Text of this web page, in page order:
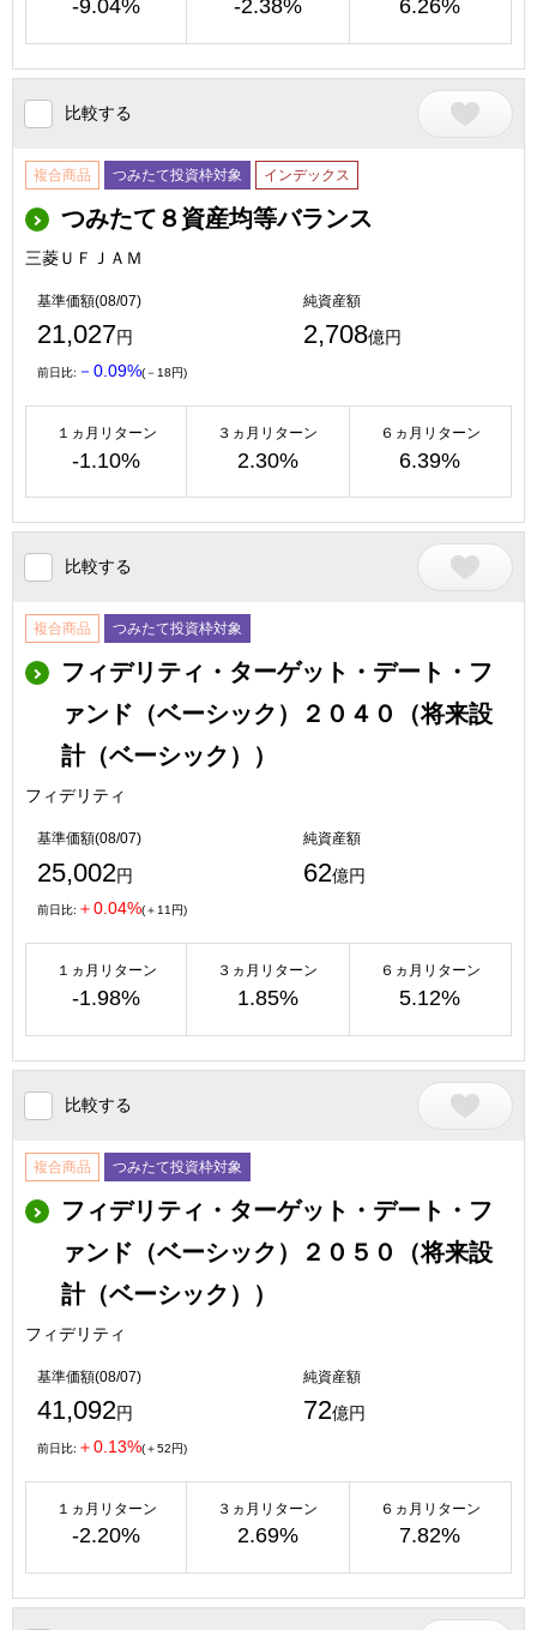
-9.04% -2.38% 6.26%
比較する
複合商品 つみたて投資枠対象 インデックス
つみたて８資産均等バランス
三菱ＵＦＪＡＭ
基準価額(08/07)
21,027円
純資産額
2,708億円
前日比: －0.09%(－18円)
１ヵ月リターン
-1.10%
３ヵ月リターン
2.30%
６ヵ月リターン
6.39%
比較する
複合商品 つみたて投資枠対象
フィデリティ・ターゲット・デート・フ
ァンド（ベーシック）２０４０（将来設
計（ベーシック））
フィデリティ
基準価額(08/07)
25,002円
純資産額
62億円
前日比: ＋0.04%(＋11円)
１ヵ月リターン
-1.98%
３ヵ月リターン
1.85%
６ヵ月リターン
5.12%
比較する
複合商品 つみたて投資枠対象
フィデリティ・ターゲット・デート・フ
ァンド（ベーシック）２０５０（将来設
計（ベーシック））
フィデリティ
基準価額(08/07)
41,092円
純資産額
72億円
前日比: ＋0.13%(＋52円)
１ヵ月リターン
-2.20%
３ヵ月リターン
2.69%
６ヵ月リターン
7.82%